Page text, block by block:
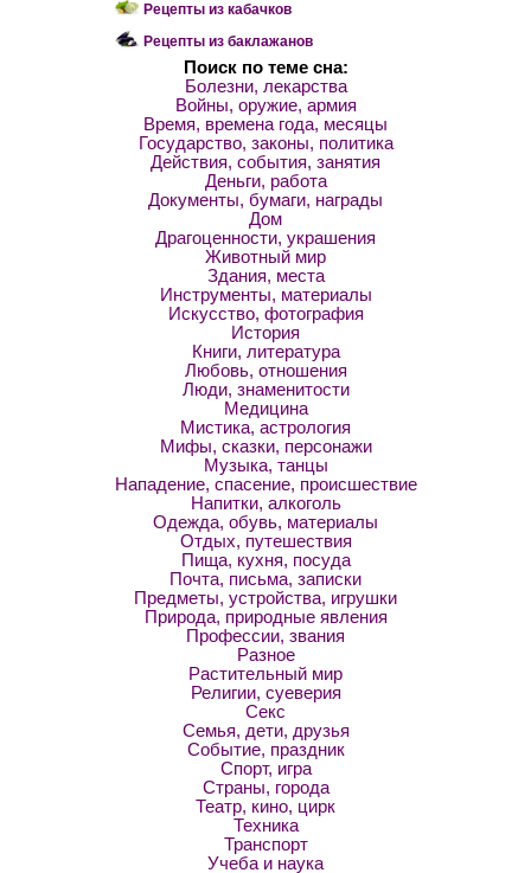
Рецепты из кабачков
Рецепты из баклажанов
Поиск по теме сна:
Болезни, лекарства
Войны, оружие, армия
Время, времена года, месяцы
Государство, законы, политика
Действия, события, занятия
Деньги, работа
Документы, бумаги, награды
Дом
Драгоценности, украшения
Животный мир
Здания, места
Инструменты, материалы
Искусство, фотография
История
Книги, литература
Любовь, отношения
Люди, знаменитости
Медицина
Мистика, астрология
Мифы, сказки, персонажи
Музыка, танцы
Нападение, спасение, происшествие
Напитки, алкоголь
Одежда, обувь, материалы
Отдых, путешествия
Пища, кухня, посуда
Почта, письма, записки
Предметы, устройства, игрушки
Природа, природные явления
Профессии, звания
Разное
Растительный мир
Религии, суеверия
Секс
Семья, дети, друзья
Событие, праздник
Спорт, игра
Страны, города
Театр, кино, цирк
Техника
Транспорт
Учеба и наука